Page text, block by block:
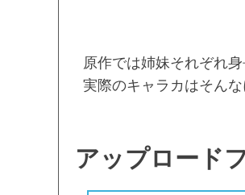
原作では姉妹それぞれ
実際のキャラカはそんな
アップロード